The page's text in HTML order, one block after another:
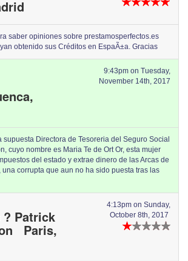
saber opiniones sobre prestamosperfectos.es
obtenido sus Créditos en EspaÃ±a. Gracias
9:43pm on Tuesday,
November 14th, 2017
supuesta Directora de Tesoreria del Seguro Social
cuyo nombre es Maria Te de Ort Or, esta mujer
del estado y extrae dinero de las Arcas de
corrupta que aun no ha sido puesta tras las
? Patrick
Paris,
4:13pm on Sunday,
October 8th, 2017